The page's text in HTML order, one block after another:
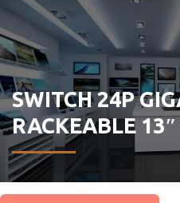
SWITCH 24P
RACKEABLE